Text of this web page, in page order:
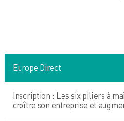
Europe Direct
Inscription : Les six piliers à
croître son entreprise et